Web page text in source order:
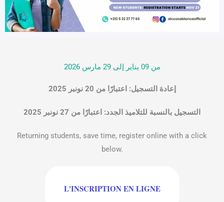
من 09 يناير إلى 29 مارس 2026
إعادة التسجيل: اعتبارًا من 20 نونبر 2025
التسجيل بالنسبة للتلاميذ الجدد: اعتبارًا من 27 نونبر 2025
Returning students, save time, register online with a click
below.
L'INSCRIPTION EN LIGNE